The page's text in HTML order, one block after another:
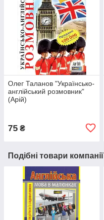
Олег Таланов "Українсько-
англійський розмовник"
(Арій)
75 ₴
Подібні товари компанії